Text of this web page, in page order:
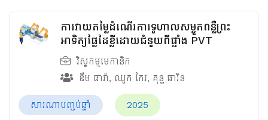
ការវាយតម្លៃដំណើរការទូហាលសម្ងួតពន្លឺព្រះ
អាទិត្យផ្លែដៃខ្លីដោយជំនួយពីផ្ទាំង PVT
វិស្វកម្មមេកានិក
ឌឹម ធារ៉ា, ឈូក កែវ, គុន្ធ ធារិន
សារណាបញ្ចប់ឆ្នាំ 2025